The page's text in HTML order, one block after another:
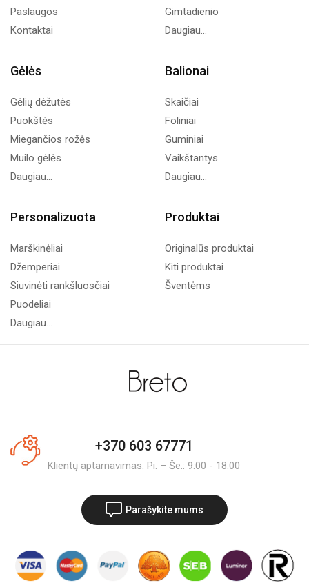
Paslaugos
Kontaktai
Gimtadienio
Daugiau...
Gėlės
Gėlių dėžutės
Puokštės
Miegančios rožės
Muilo gėlės
Daugiau...
Balionai
Skaičiai
Foliniai
Guminiai
Vaikštantys
Daugiau...
Personalizuota
Marškinėliai
Džemperiai
Siuvinėti rankšluosčiai
Puodeliai
Daugiau...
Produktai
Originalūs produktai
Kiti produktai
Šventėms
+370 603 67771
Klientų aptarnavimas: Pi. – Še.: 9:00 - 18:00
Parašykite mums